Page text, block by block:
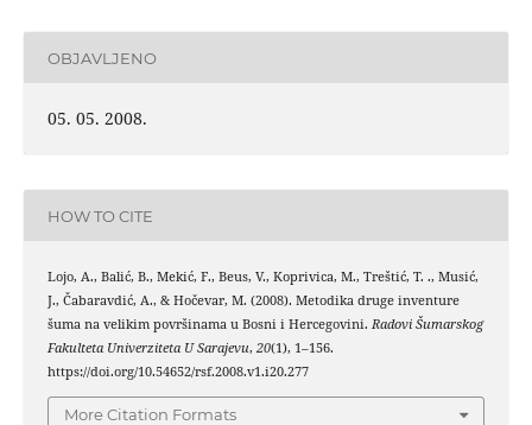
OBJAVLJENO
05. 05. 2008.
HOW TO CITE
Lojo, A., Balić, B., Mekić, F., Beus, V., Koprivica, M., Treštić, T. ., Musić,
J., Čabaravdić, A., & Hočevar, M. (2008). Metodika druge inventure
šuma na velikim površinama u Bosni i Hercegovini. Radovi Šumarskog
Fakulteta Univerziteta U Sarajevu, 20(1), 1–156.
https://doi.org/10.54652/rsf.2008.v1.i20.277
More Citation Formats